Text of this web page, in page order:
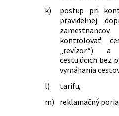
k)
postup pri
pravidelnej
kontrolovať
„revízor“) a
cestujúcich bez
vymáhania
l)
tarifu,
m)
reklamačný